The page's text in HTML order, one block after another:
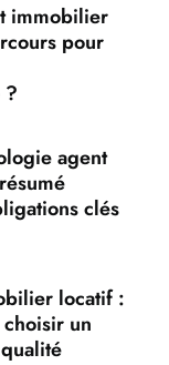
immobilier
pour
?
agent
clés
locatif :
un